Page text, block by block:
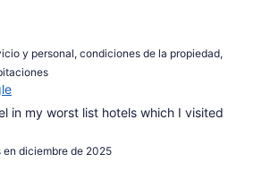
y personal, condiciones de la propiedad,
in my worst list hotels which I visited
en diciembre de 2025